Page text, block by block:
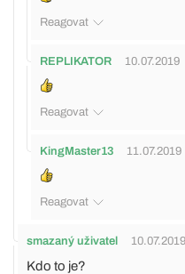
Reagovat
REPLIKATOR 10.07.2019
Reagovat
KingMaster13 11.07.2019
Reagovat
smazaný uživatel 10.07.2019
Kdo to je?